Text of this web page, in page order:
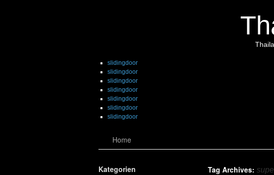
slidingdoor
slidingdoor
slidingdoor
slidingdoor
slidingdoor
slidingdoor
slidingdoor
Home
Kategorien Tag Archives: